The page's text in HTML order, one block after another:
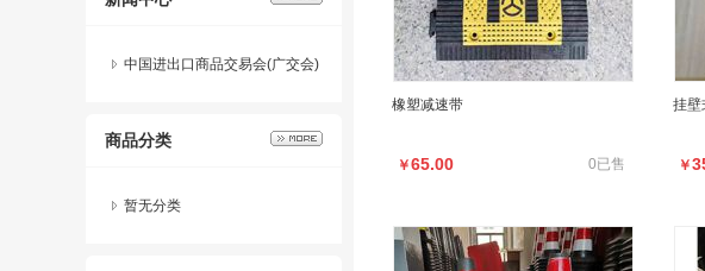
中国进出口商品交易会(广交会)
商品分类
暂无分类
橡塑减速带
￥65.00 0已售
挂壁
￥